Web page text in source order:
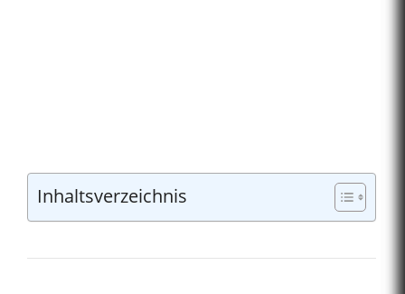
Inhaltsverzeichnis